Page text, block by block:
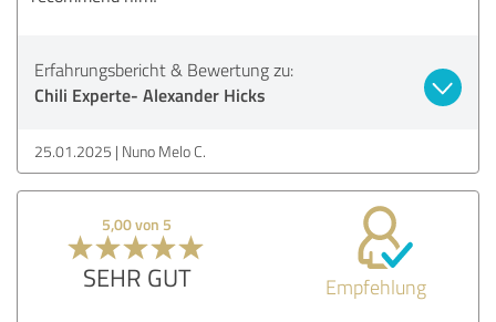
Erfahrungsbericht & Bewertung zu:
Chili Experte- Alexander Hicks
25.01.2025 Nuno Melo C.
5,00 von 5
SEHR GUT Empfehlung